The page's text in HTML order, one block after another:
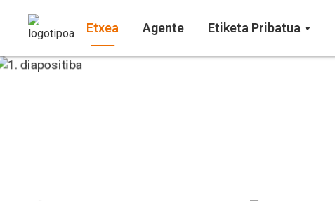
Etxea Agente Etiketa Pribatua